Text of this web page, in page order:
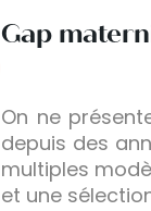
Gap
On ne
depuis des
multiples
et une